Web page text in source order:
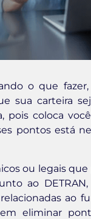
o que
sua carteira
coloca
pontos está
ou legais
ao DETRAN,
ao
eliminar